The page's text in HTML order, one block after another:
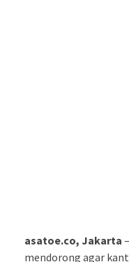
asatoe.co, Jakarta
mendorong agar